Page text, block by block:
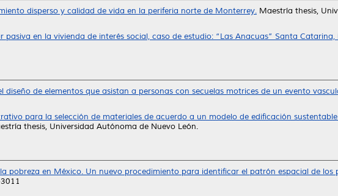
disperso y calidad de vida en la periferia norte de Monterrey. Maestría thesis,
pasiva en la vivienda de interés social, caso de estudio: “Las Anacuas” Santa
diseño de elementos que asistan a personas con secuelas motrices de un evento
para la selección de materiales de acuerdo a un modelo de edificación
thesis, Universidad Autónoma de Nuevo León.
pobreza en México. Un nuevo procedimiento para identificar el patrón espacial de los